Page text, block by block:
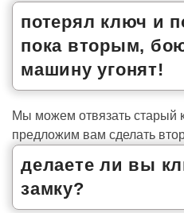
потерял ключ и
пока вторым,
машину угонят!
Мы можем отвязать старый
предложим вам сделать
делаете ли вы
замку?